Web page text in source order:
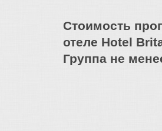
Стоимость
отеле Hotel
Группа не